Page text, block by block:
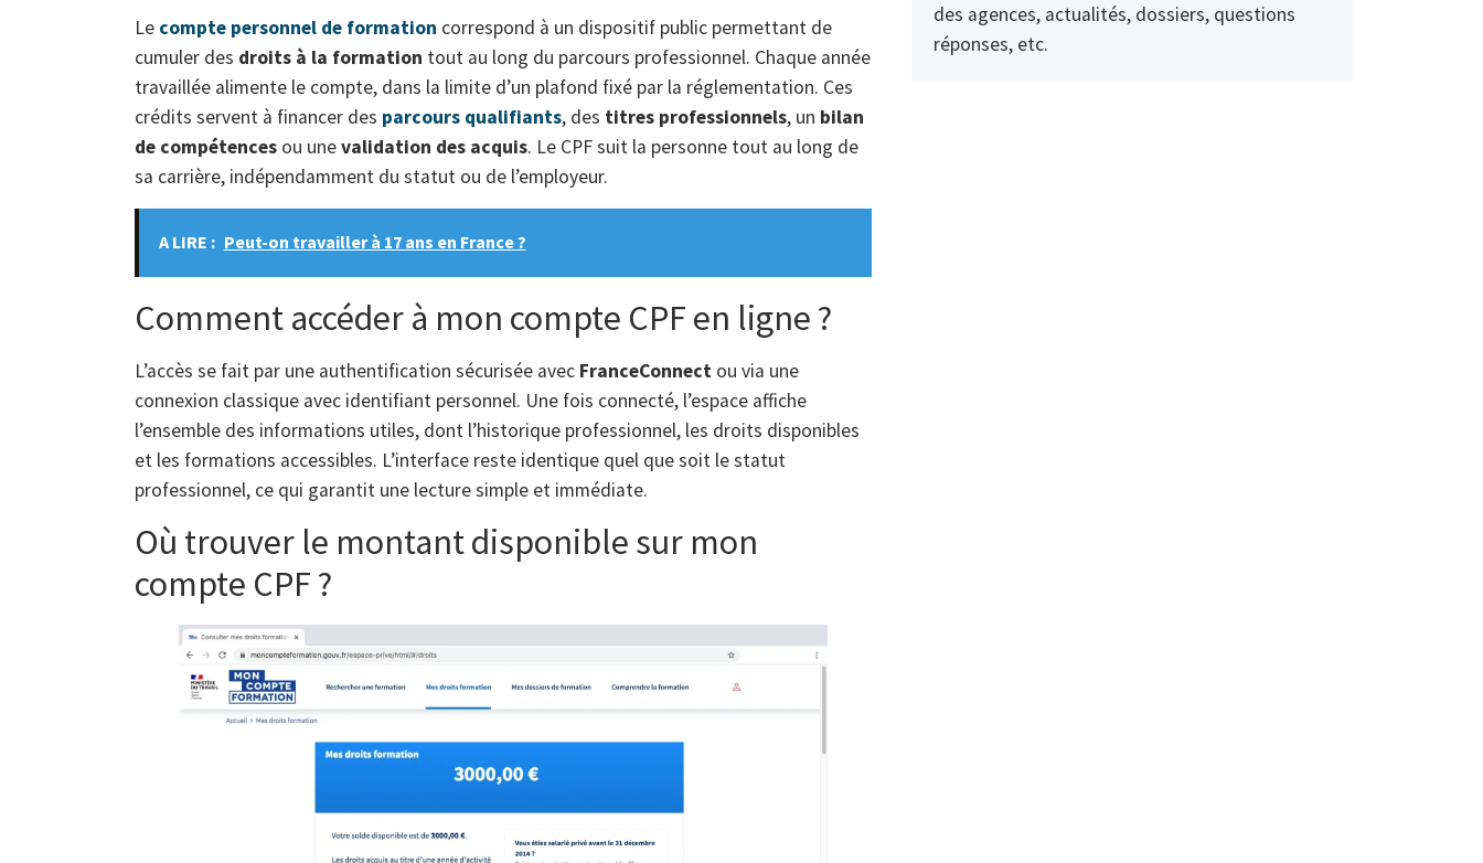
Le compte personnel de formation correspond à un dispositif public permettant de
cumuler des droits à la formation tout au long du parcours professionnel. Chaque année
travaillée alimente le compte, dans la limite d’un plafond fixé par la réglementation. Ces
crédits servent à financer des parcours qualifiants, des titres professionnels, un bilan
de compétences ou unevalidation des acquis. Le CPF suit la personne tout au long de
sa carrière, indépendamment du statut ou de l’employeur.
A LIRE : Peut-on travailler à 17 ans en France ?
Comment accéder à mon compte CPF en ligne ?
L’accès se fait par une authentification sécurisée avec FranceConnect ou via une
connexion classique avec identifiant personnel. Une fois connecté, l’espace affiche
l’ensemble des informations utiles, dont l’historique professionnel, les droits disponibles
et les formations accessibles. L’interface reste identique quel que soit le statut
professionnel, ce qui garantit une lecture simple et immédiate.
Où trouver le montant disponible sur mon
compte CPF ?
des agences, actualités, dossiers, questions
réponses, etc.